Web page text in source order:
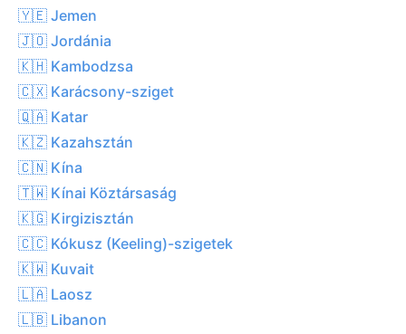
🇾🇪 Jemen
🇯🇴 Jordánia
🇰🇭 Kambodzsa
🇨🇽 Karácsony-sziget
🇶🇦 Katar
🇰🇿 Kazahsztán
🇨🇳 Kína
🇹🇼 Kínai Köztársaság
🇰🇬 Kirgizisztán
🇨🇨 Kókusz (Keeling)-szigetek
🇰🇼 Kuvait
🇱🇦 Laosz
🇱🇧 Libanon